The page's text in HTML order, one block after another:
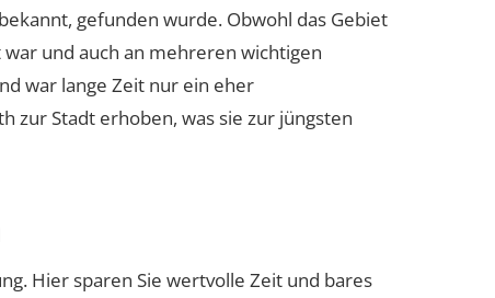
gefunden wurde. Obwohl das Gebiet
und auch an mehreren wichtigen
war lange Zeit nur ein eher
zur Stadt erhoben, was sie zur jüngsten
Hier sparen Sie wertvolle Zeit und bares